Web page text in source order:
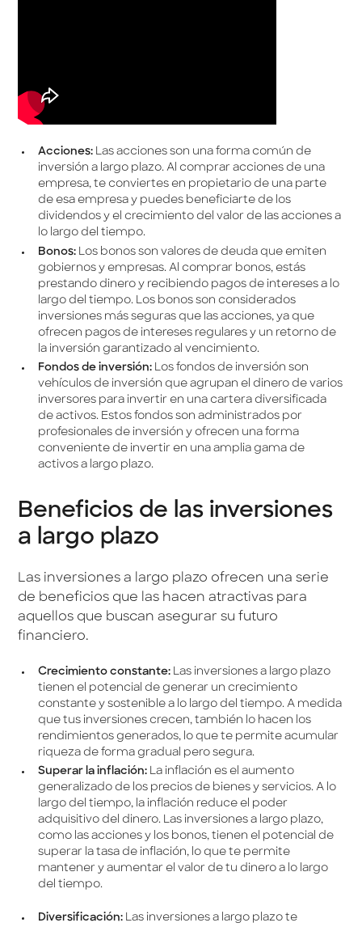
Acciones:Las acciones son una forma común de
inversión a largo plazo. Al comprar acciones de una
empresa, te conviertes en propietario de una parte
de esa empresa y puedes beneficiarte de los
dividendos y el crecimiento del valor de las acciones a
lo largo del tiempo.
Bonos:Los bonos son valores de deuda que emiten
gobiernos y empresas. Al comprar bonos, estás
prestando dinero y recibiendo pagos de intereses a lo
largo del tiempo. Los bonos son considerados
inversiones más seguras que las acciones, ya que
ofrecen pagos de intereses regulares y un retorno de
la inversión garantizado al vencimiento.
Fondos de inversión:Los fondos de inversión son
vehículos de inversión que agrupan el dinero de varios
inversores para invertir en una cartera diversificada
de activos. Estos fondos son administrados por
profesionales de inversión y ofrecen una forma
conveniente de invertir en una amplia gama de
activos a largo plazo.
Beneficios de las inversiones
a largo plazo
Las inversiones a largo plazo ofrecen una serie
de beneficios que las hacen atractivas para
aquellos que buscan asegurar su futuro
financiero.
Crecimiento constante:Las inversiones a largo plazo
tienen el potencial de generar un crecimiento
constante y sostenible a lo largo del tiempo. A medida
que tus inversiones crecen, también lo hacen los
rendimientos generados, lo que te permite acumular
riqueza de forma gradual pero segura.
Superar la inflación:La inflación es el aumento
generalizado de los precios de bienes y servicios. A lo
largo del tiempo, la inflación reduce el poder
adquisitivo del dinero. Las inversiones a largo plazo,
como las acciones y los bonos, tienen el potencial de
superar la tasa de inflación, lo que te permite
mantener y aumentar el valor de tu dinero a lo largo
del tiempo.
Diversificación:Las inversiones a largo plazo te